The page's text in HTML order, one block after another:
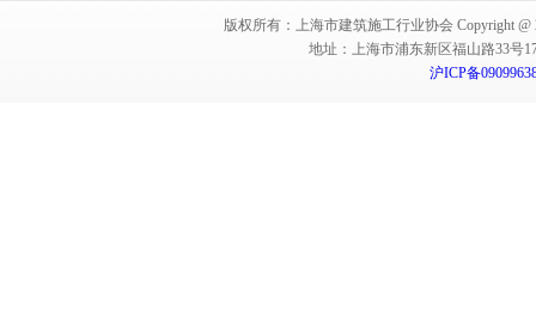
版权所有：上海市建筑施工行业协会 Copyright @
地址：上海市浦东新区福山路33号
沪ICP备